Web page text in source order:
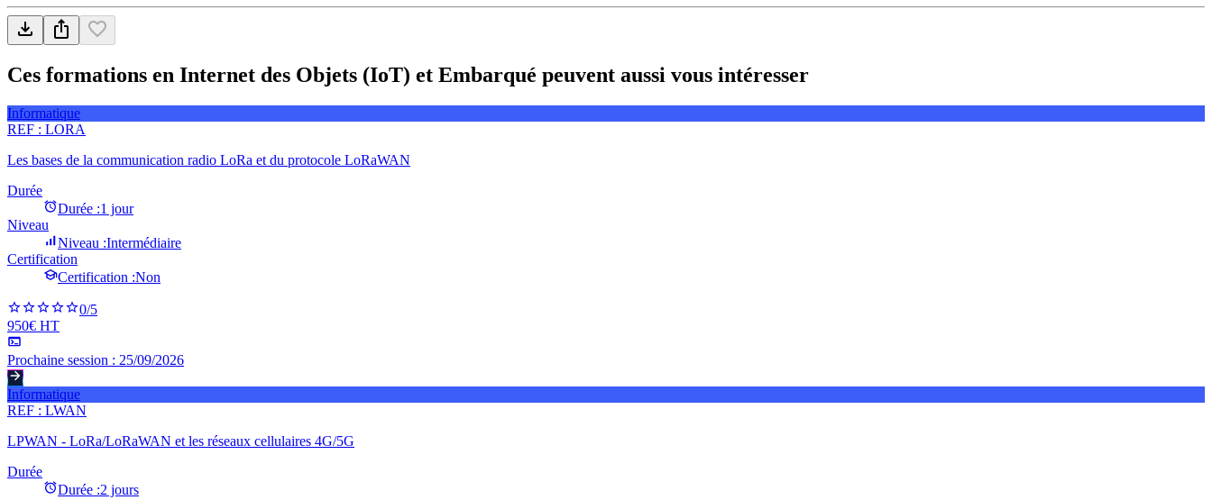
Ces formations en Internet des Objets (IoT) et Embarqué peuvent aussi vous intéresser
Informatique
REF : LORA
Les bases de la communication radio LoRa et du protocole LoRaWAN
Durée
Durée :1 jour
Niveau
Niveau :Intermédiaire
Certification
Certification :Non
0/5
950€ HT
Prochaine session : 25/09/2026
Informatique
REF : LWAN
LPWAN - LoRa/LoRaWAN et les réseaux cellulaires 4G/5G
Durée
Durée :2 jours